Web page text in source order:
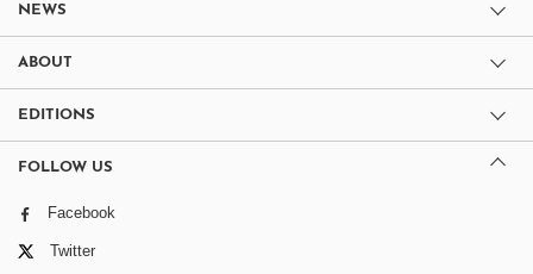
NEWS
ABOUT
EDITIONS
FOLLOW US
Facebook
Twitter